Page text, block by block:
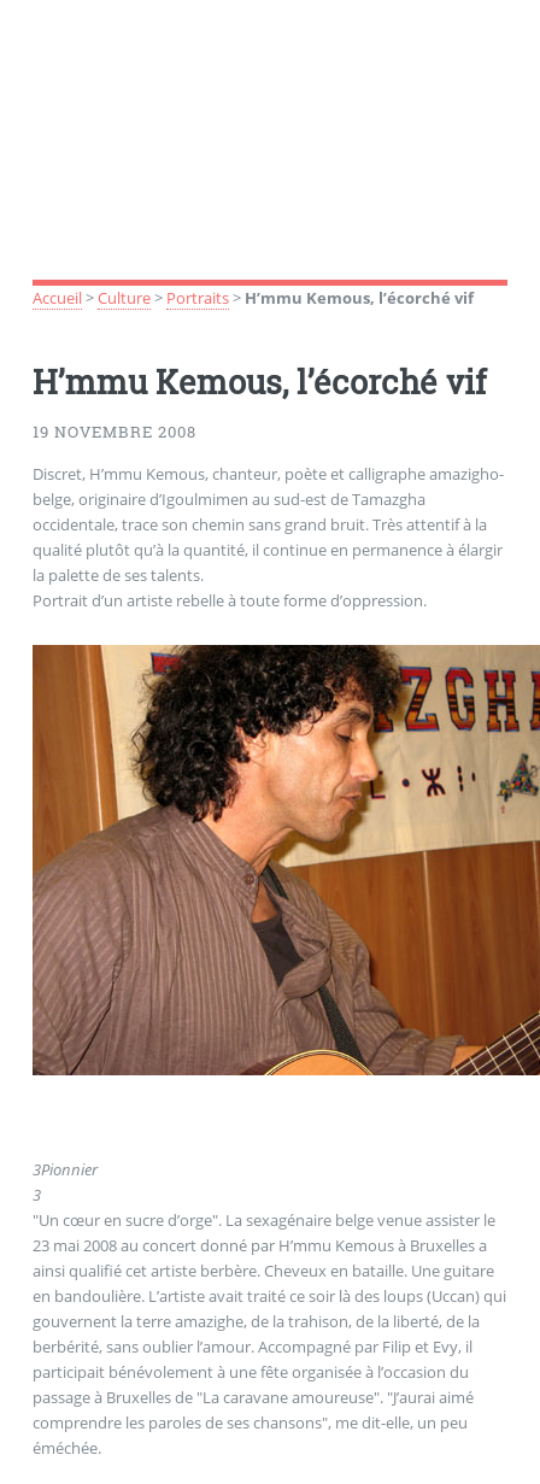
Accueil>Culture> Portraits> H’mmu Kemous, l’écorché vif
H’mmu Kemous, l’écorché vif
19 NOVEMBRE 2008
Discret, H’mmu Kemous, chanteur, poète et calligraphe amazigho-
belge, originaire d’Igoulmimen au sud-est de Tamazgha
occidentale, trace son chemin sans grand bruit. Très attentif à la
qualité plutôt qu’à la quantité, il continue en permanence à élargir
la palette de ses talents.
Portrait d’un artiste rebelle à toute forme d’oppression.
3Pionnier
3
"Un cœur en sucre d’orge". La sexagénaire belge venue assister le
23 mai 2008 au concert donné par H’mmu Kemous à Bruxelles a
ainsi qualifié cet artiste berbère. Cheveux en bataille. Une guitare
en bandoulière. L’artiste avait traité ce soir là des loups (Uccan) qui
gouvernent la terre amazighe, de la trahison, de la liberté, de la
berbérité, sans oublier l’amour. Accompagné par Filip et Evy, il
participait bénévolement à une fête organisée à l’occasion du
passage à Bruxelles de "La caravane amoureuse". "J’aurai aimé
comprendre les paroles de ses chansons", me dit-elle, un peu
éméchée.